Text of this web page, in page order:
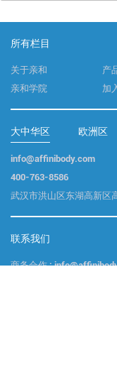
所有栏目
关于亲和 产
亲和学院
加
大中华区 欧洲区
info@affinibody.com
400-763-8586
武汉市洪山区东湖高新区
联系我们
商务合作 :